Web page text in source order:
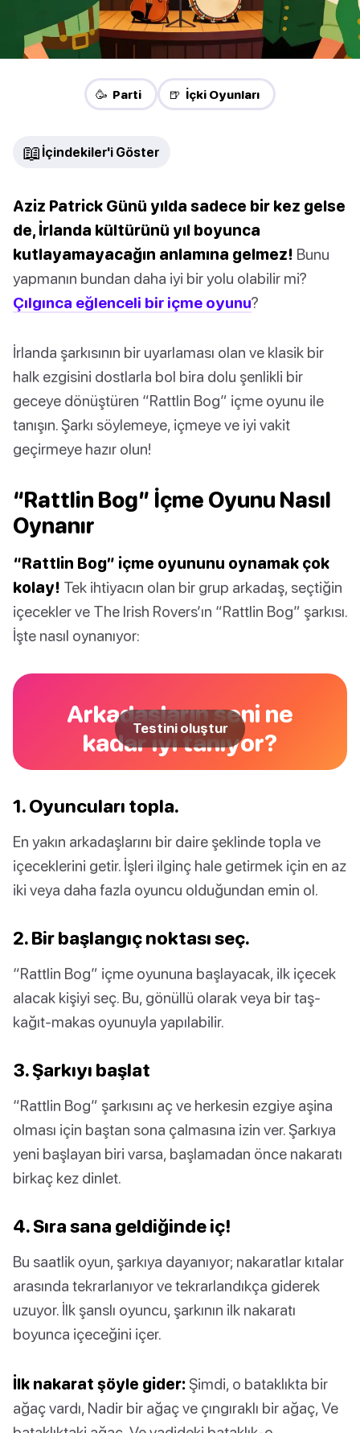
🥳 Parti 🍺 İçki Oyunları
📖 İçindekiler'i Göster
Aziz Patrick Günü yılda sadece bir kez gelse
de, İrlanda kültürünü yıl boyunca
kutlayamayacağın anlamına gelmez! Bunu
yapmanın bundan daha iyi bir yolu olabilir mi?
Çılgınca eğlenceli bir içme oyunu?
İrlanda şarkısının bir uyarlaması olan ve klasik bir
halk ezgisini dostlarla bol bira dolu şenlikli bir
geceye dönüştüren “Rattlin Bog” içme oyunu ile
tanışın. Şarkı söylemeye, içmeye ve iyi vakit
geçirmeye hazır olun!
“Rattlin Bog” İçme Oyunu Nasıl
Oynanır
“Rattlin Bog” içme oyununu oynamak çok
kolay! Tek ihtiyacın olan bir grup arkadaş, seçtiğin
içecekler ve The Irish Rovers’ın “Rattlin Bog” şarkısı.
İşte nasıl oynanıyor:
Arkadaşların seni ne
kadar iyi tanıyor?
Testini oluştur
1. Oyuncuları topla.
En yakın arkadaşlarını bir daire şeklinde topla ve
içeceklerini getir. İşleri ilginç hale getirmek için en az
iki veya daha fazla oyuncu olduğundan emin ol.
2. Bir başlangıç noktası seç.
“Rattlin Bog” içme oyununa başlayacak, ilk içecek
alacak kişiyi seç. Bu, gönüllü olarak veya bir taş-
kağıt-makas oyunuyla yapılabilir.
3. Şarkıyı başlat
“Rattlin Bog” şarkısını aç ve herkesin ezgiye aşina
olması için baştan sona çalmasına izin ver. Şarkıya
yeni başlayan biri varsa, başlamadan önce nakaratı
birkaç kez dinlet.
4. Sıra sana geldiğinde iç!
Bu saatlik oyun, şarkıya dayanıyor; nakaratlar kıtalar
arasında tekrarlanıyor ve tekrarlandıkça giderek
uzuyor. İlk şanslı oyuncu, şarkının ilk nakaratı
boyunca içeceğini içer.
İlk nakarat şöyle gider: Şimdi, o bataklıkta bir
ağaç vardı, Nadir bir ağaç ve çıngıraklı bir ağaç, Ve